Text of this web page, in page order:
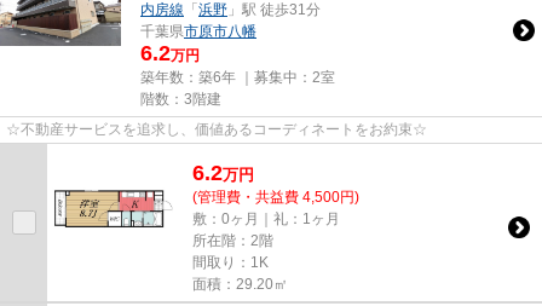
内房線 「 浜野 」駅 徒歩31分
千葉県市原市八幡
6.2万円
築年数：築6年 ｜募集中： 2室
階数：3階建
☆不動産サービスを追求し、価値あるコーディネートをお約束☆
6.2万円
(管理費・共益費 4,500円)
敷：0ヶ月｜礼：1ヶ月
所在階：2階
間取り：1K
面積：29.20㎡